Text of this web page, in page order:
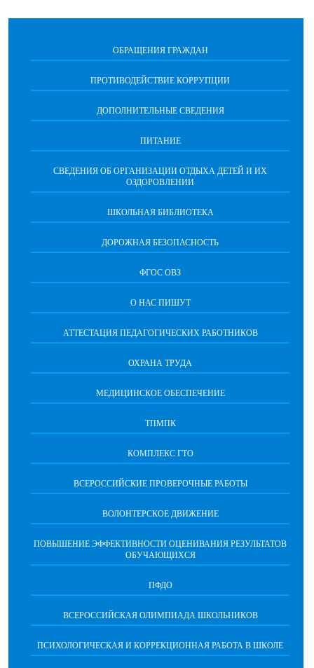
ОБРАЩЕНИЯ ГРАЖДАН
ПРОТИВОДЕЙСТВИЕ КОРРУПЦИИ
ДОПОЛНИТЕЛЬНЫЕ СВЕДЕНИЯ
ПИТАНИЕ
СВЕДЕНИЯ ОБ ОРГАНИЗАЦИИ ОТДЫХА ДЕТЕЙ И ИХ
ОЗДОРОВЛЕНИИ
ШКОЛЬНАЯ БИБЛИОТЕКА
ДОРОЖНАЯ БЕЗОПАСНОСТЬ
ФГОС ОВЗ
О НАС ПИШУТ
АТТЕСТАЦИЯ ПЕДАГОГИЧЕСКИХ РАБОТНИКОВ
ОХРАНА ТРУДА
МЕДИЦИНСКОЕ ОБЕСПЕЧЕНИЕ
ТПМПК
КОМПЛЕКС ГТО
ВСЕРОССИЙСКИЕ ПРОВЕРОЧНЫЕ РАБОТЫ
ВОЛОНТЕРСКОЕ ДВИЖЕНИЕ
ПОВЫШЕНИЕ ЭФФЕКТИВНОСТИ ОЦЕНИВАНИЯ РЕЗУЛЬТАТОВ
ОБУЧАЮЩИХСЯ
ПФДО
ВСЕРОССИЙСКАЯ ОЛИМПИАДА ШКОЛЬНИКОВ
ПСИХОЛОГИЧЕСКАЯ И КОРРЕКЦИОННАЯ РАБОТА В ШКОЛЕ